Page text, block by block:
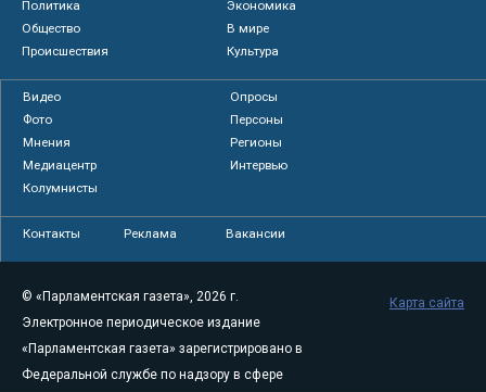
Политика
Экономика
Общество
В мире
Происшествия
Культура
Видео
Опросы
Фото
Персоны
Мнения
Регионы
Медиацентр
Интервью
Колумнисты
Контакты Реклама Вакансии
© «Парламентская газета», 2026 г.
Электронное периодическое издание
«Парламентская газета» зарегистрировано в
Федеральной службе по надзору в сфере
Карта сайта